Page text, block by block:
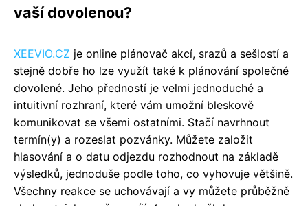
vaší dovolenou?
XEEVIO.CZ je online plánovač akcí, srazů a sešlostí a
stejně dobře ho lze využít také k plánování společné
dovolené. Jeho předností je velmi jednoduché a
intuitivní rozhraní, které vám umožní bleskově
komunikovat se všemi ostatními. Stačí navrhnout
termín(y) a rozeslat pozvánky. Můžete založit
hlasování a o datu odjezdu rozhodnout na základě
výsledků, jednoduše podle toho, co vyhovuje většině.
Všechny reakce se uchovávají a vy můžete průběžně